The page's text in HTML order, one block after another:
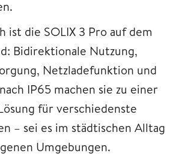
ist die SOLIX 3 Pro auf dem
Bidirektionale Nutzung,
Netzladefunktion und
IP65 machen sie zu einer
für verschiedenste
– sei es im städtischen Alltag
Umgebungen.